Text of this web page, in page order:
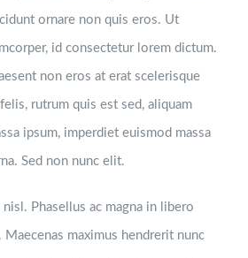
ornare non quis eros. Ut
id consectetur lorem dictum.
non eros at erat scelerisque
rutrum quis est sed, aliquam
ipsum, imperdiet euismod massa
Sed non nunc elit.
Phasellus ac magna in libero
maximus hendrerit nunc